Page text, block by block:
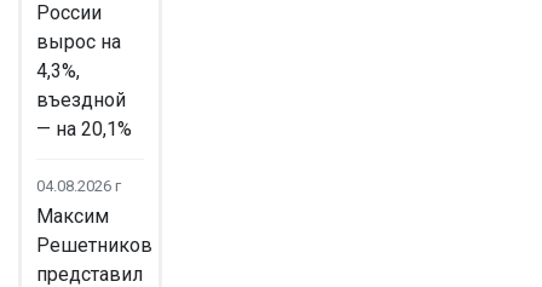
России
вырос на
4,3%,
въездной
— на 20,1%
04.08.2026 г
Максим
Решетников
представил